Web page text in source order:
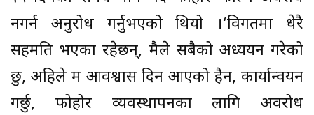
नगर्न अनुरोध गर्नुभएको थियो ।‘विगतमा धेरै
सहमति भएका रहेछन्, मैले सबैको अध्ययन गरेको
छु, अहिले म आवश्वास दिन आएको हैन, कार्यान्वयन
गर्छु, फोहोर व्यवस्थापनका लागि अवरोध